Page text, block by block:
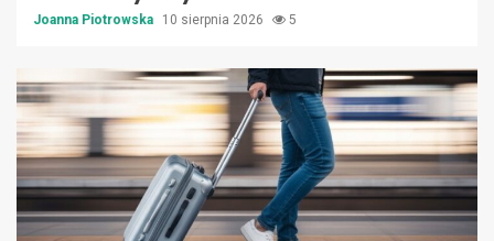
Joanna Piotrowska 10 sierpnia 2026 5